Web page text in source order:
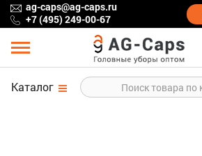
ag-caps@ag-caps.ru
+7 (495) 249-00-67
Каталог